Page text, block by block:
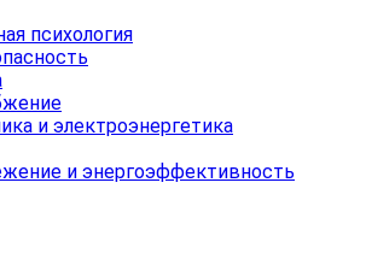
психология
и электроэнергетика
и энергоэффективность